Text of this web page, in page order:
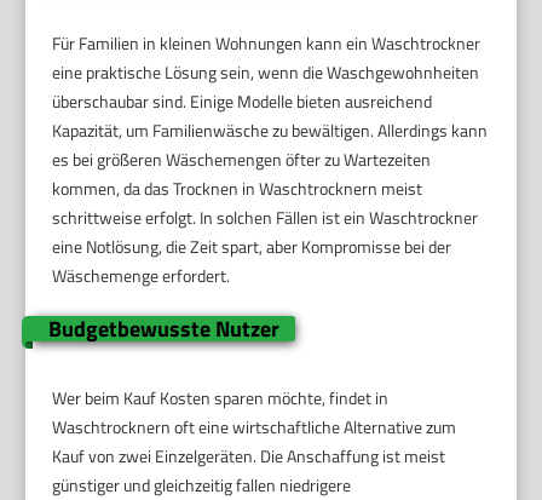
Für Familien in kleinen Wohnungen kann ein Waschtrockner
eine praktische Lösung sein, wenn die Waschgewohnheiten
überschaubar sind. Einige Modelle bieten ausreichend
Kapazität, um Familienwäsche zu bewältigen. Allerdings kann
es bei größeren Wäschemengen öfter zu Wartezeiten
kommen, da das Trocknen in Waschtrocknern meist
schrittweise erfolgt. In solchen Fällen ist ein Waschtrockner
eine Notlösung, die Zeit spart, aber Kompromisse bei der
Wäschemenge erfordert.
Budgetbewusste Nutzer
Wer beim Kauf Kosten sparen möchte, findet in
Waschtrocknern oft eine wirtschaftliche Alternative zum
Kauf von zwei Einzelgeräten. Die Anschaffung ist meist
günstiger und gleichzeitig fallen niedrigere